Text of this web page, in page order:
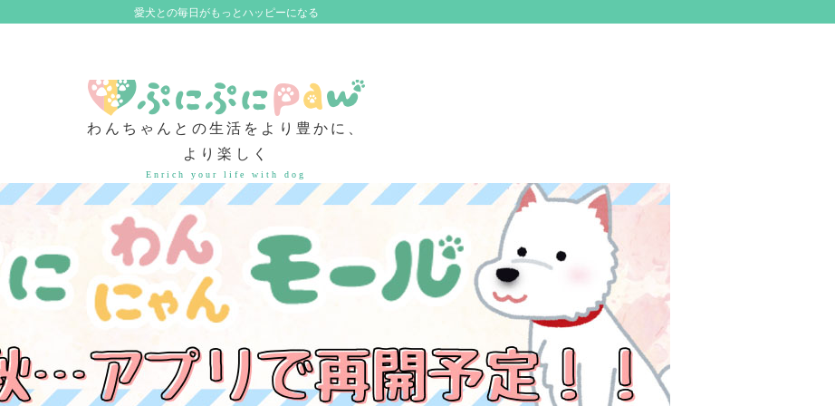
愛犬との毎日がもっとハッピーになる
わんちゃんとの生活をより豊かに、
より楽しく
Enrich your life with dog